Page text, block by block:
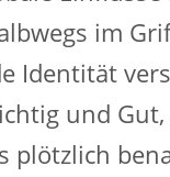
im
Identität
und
plötzlich